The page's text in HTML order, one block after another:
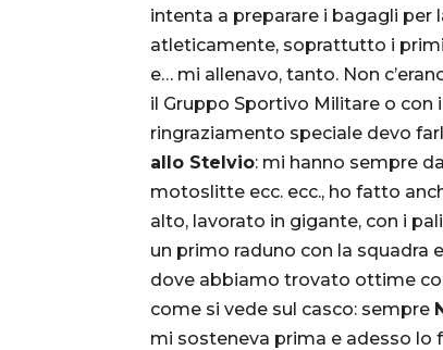
intenta a preparare i bagagli per
atleticamente, soprattutto i
e… mi allenavo, tanto. Non
il Gruppo Sportivo Militare o con
ringraziamento speciale devo
allo Stelvio: mi hanno sempre
motoslitte ecc. ecc., ho fatto
alto, lavorato in gigante, con i
un primo raduno con la squadra
dove abbiamo trovato ottime
come si vede sul casco: sempre
mi sosteneva prima e adesso lo